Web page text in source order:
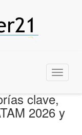
Menu
clave,
2026 y